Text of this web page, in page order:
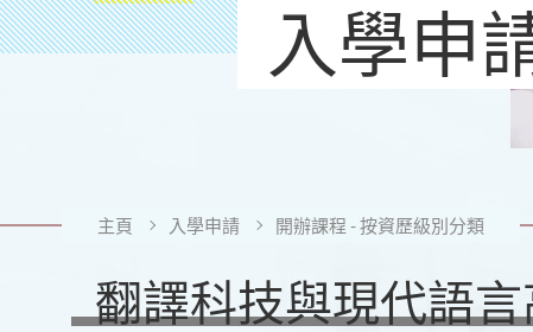
入學申
主頁 入學申請 開辦課程 - 按資歷級別分類
翻譯科技與現代語